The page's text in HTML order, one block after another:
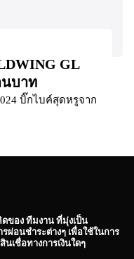
GL
นบาท
บิ๊กไบค์สุดหรูจาก
ของ ทีมงาน ที่มุ่งเป็น
ผ่อนชำระต่างๆ เพื่อใช้ในการ
เชื่อทางการเงินใดๆ